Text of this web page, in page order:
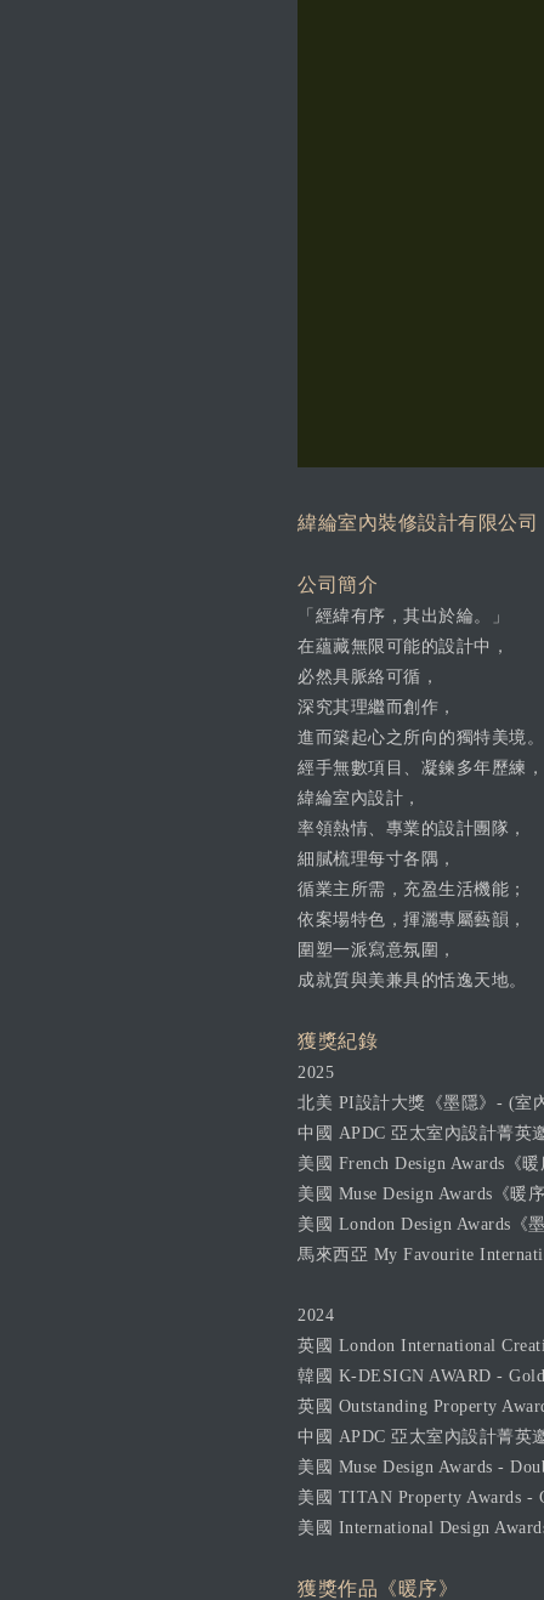
緯綸室內裝修設計有限公司
公司簡介
「經緯有序，其出於綸。」
在蘊藏無限可能的設計中，
必然具脈絡可循，
深究其理繼而創作，
進而築起心之所向的獨特美境。
經手無數項目、凝鍊多年歷練，
緯綸室內設計，
率領熱情、專業的設計團隊，
細膩梳理每寸各隅，
循業主所需，充盈生活機能；
依案場特色，揮灑專屬藝韻，
圍塑一派寫意氛圍，
成就質與美兼具的恬逸天地。
獲獎紀錄
2025
北美 PI設計大獎《墨隱》- (室
中國 APDC 亞太室內設計菁英
美國 French Design Awards《
美國 Muse Design Awards《暖
美國 London Design Awards《
馬來西亞 My Favourite
2024
英國 London International
韓國 K-DESIGN AWARD - Gold
英國 Outstanding Property
中國 APDC 亞太室內設計菁英
美國 Muse Design Awards -
美國 TITAN Property Awards -
美國 International Design
獲獎作品《暖序》